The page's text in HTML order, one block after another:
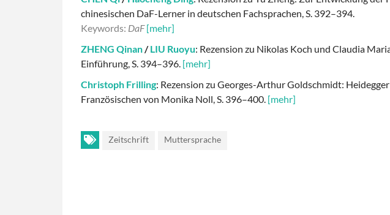
chinesischen DaF-Lerner in deutschen Fachsprachen, S. 392–394.
Keywords: DaF [mehr]
ZHENG Qinan /LIU Ruoyu: Rezension zu Nikolas Koch und Claudia
Einführung, S. 394–396. [mehr]
Christoph Frilling: Rezension zu Georges-Arthur Goldschmidt:
Französischen von Monika Noll, S. 396–400. [mehr]
Zeitschrift Muttersprache